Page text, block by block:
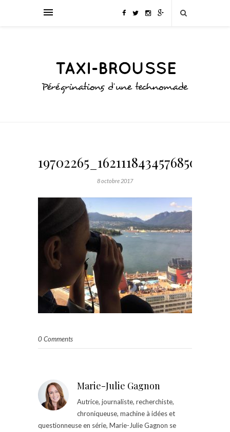
8 octobre 2017
0 Comments
Marie-Julie Gagnon
Autrice, journaliste, recherchiste,
chroniqueuse, machine à idées et
questionneuse en série, Marie-Julie Gagnon se